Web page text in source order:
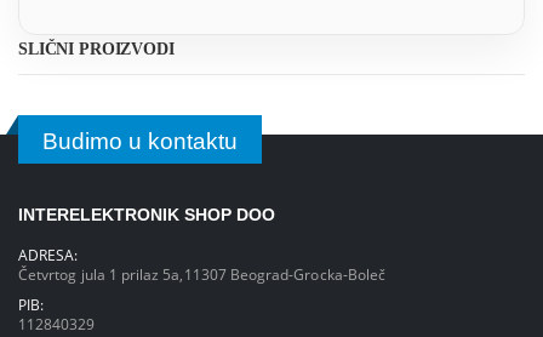
SLIČNI PROIZVODI
Budimo u kontaktu
INTERELEKTRONIK SHOP DOO
ADRESA:
Četvrtog jula 1 prilaz 5a,11307 Beograd-Grocka-Boleč
PIB:
112840329